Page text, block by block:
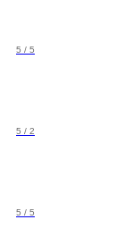
5 / 5
2 / 5
5 / 5